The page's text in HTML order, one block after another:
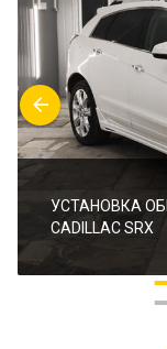
УСТАНОВКА
CADILLAC SRX